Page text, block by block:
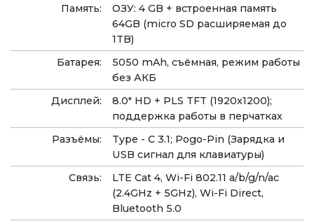
Память:
ОЗУ: 4 GB + встроенная память
64GB (micro SD расширяемая до
1TB)
Батарея:
5050 mAh, съёмная, режим работы
без АКБ
Дисплей:
8.0" HD + PLS TFT (1920x1200);
поддержка работы в перчатках
Разъёмы:
Type - C 3.1; Pogo-Pin (Зарядка и
USB сигнал для клавиатуры)
Связь:
LTE Cat 4, Wi-Fi 802.11 a/b/g/n/ac
(2.4GHz + 5GHz), Wi-Fi Direct,
Bluetooth 5.0